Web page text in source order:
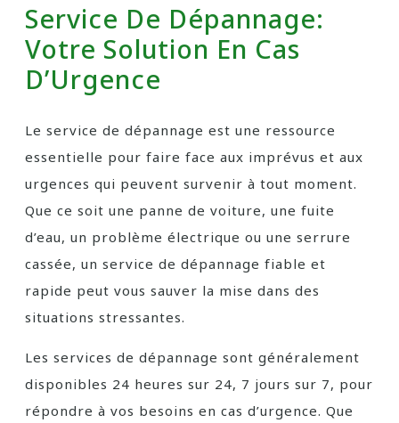
Service De Dépannage:
Votre Solution En Cas
D’Urgence
Le service de dépannage est une ressource
essentielle pour faire face aux imprévus et aux
urgences qui peuvent survenir à tout moment.
Que ce soit une panne de voiture, une fuite
d’eau, un problème électrique ou une serrure
cassée, un service de dépannage fiable et
rapide peut vous sauver la mise dans des
situations stressantes.
Les services de dépannage sont généralement
disponibles 24 heures sur 24, 7 jours sur 7, pour
répondre à vos besoins en cas d’urgence. Que